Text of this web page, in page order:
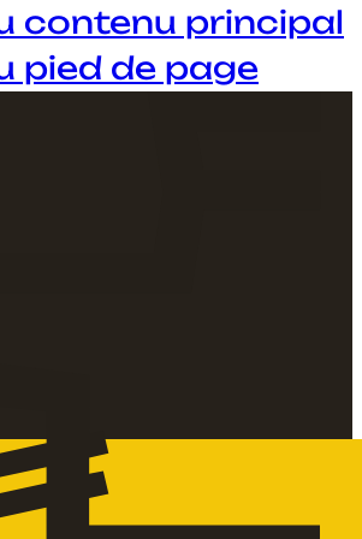
contenu principal
pied de page